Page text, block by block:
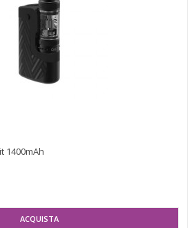
1400mAh